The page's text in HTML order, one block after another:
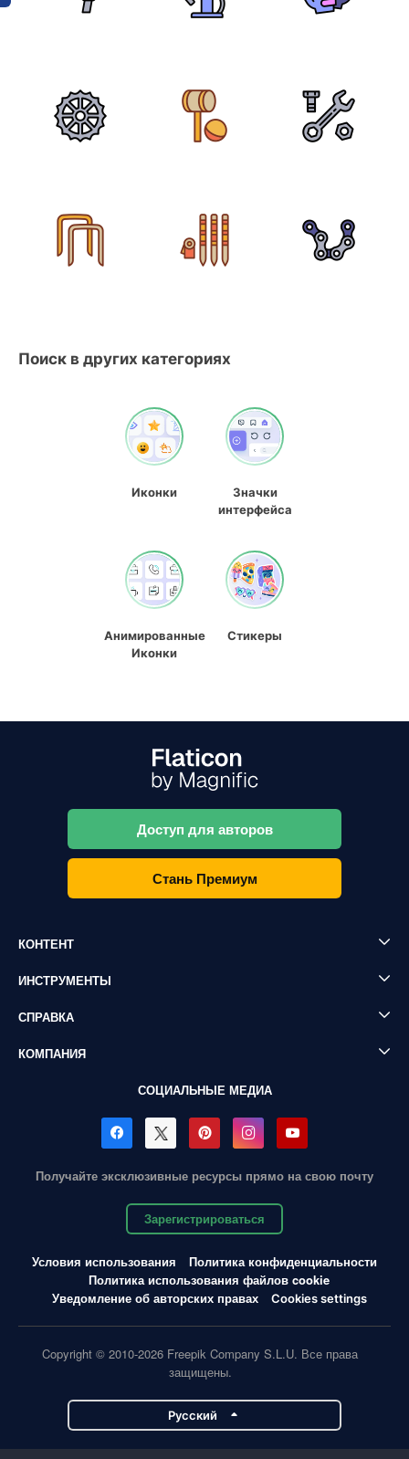
Поиск в других категориях
Иконки
Значки
интерфейса
Анимированные
Иконки
Стикеры
Доступ для авторов
Стань Премиум
КОНТЕНТ
ИНСТРУМЕНТЫ
СПРАВКА
КОМПАНИЯ
СОЦИАЛЬНЫЕ МЕДИА
Получайте эксклюзивные ресурсы прямо на свою почту
Зарегистрироваться
Условия использования
Политика конфиденциальности
Политика использования файлов cookie
Уведомление об авторских правах
Cookies settings
Copyright © 2010-2026 Freepik Company S.L.U. Все права
защищены.
Pусский